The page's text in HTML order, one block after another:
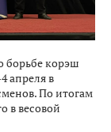
борьбе корэш
апреля в
По итогам
в весовой